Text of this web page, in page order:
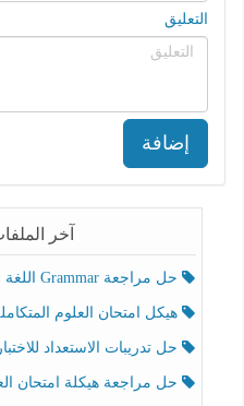
التعليق
إضافة
آخر
حل مراجعة Grammar اللغة الإنجليزية الصف الخامس الفصل الثالث
هيكل امتحان العلوم المتكاملة الصف
حل تدريبات الاستعداد للاختبار العلوم
حل مراجعة هيكلة امتحان العلوم